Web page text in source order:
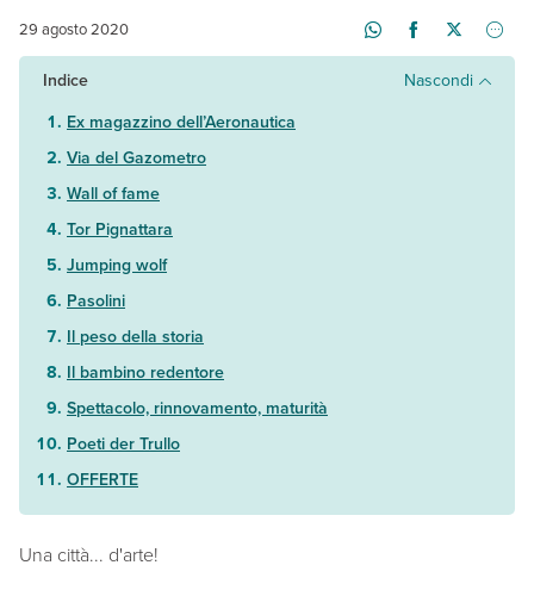
29 agosto 2020
Indice Nascondi
Ex magazzino dell’Aeronautica
Via del Gazometro
Wall of fame
Tor Pignattara
Jumping wolf
Pasolini
Il peso della storia
Il bambino redentore
Spettacolo, rinnovamento, maturità
Poeti der Trullo
OFFERTE
Una città... d'arte!